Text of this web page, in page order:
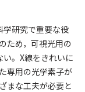
学研究で重要な役
ため，可視光用の
。X線をきれいに
専用の光学素子が
まな工夫が必要と